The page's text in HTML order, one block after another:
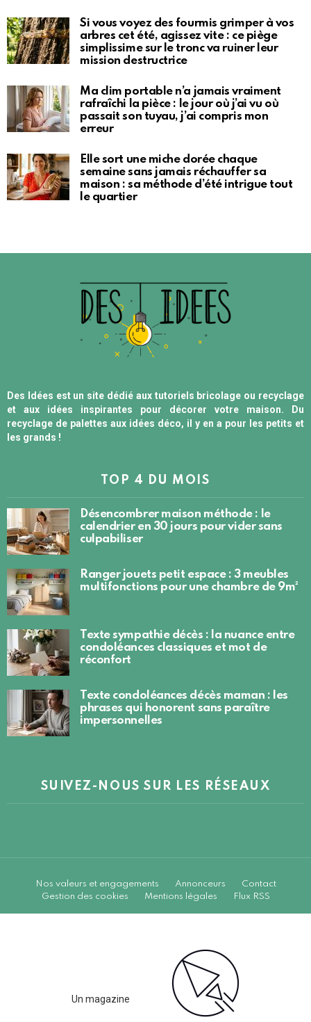
Si vous voyez des fourmis grimper à vos
arbres cet été, agissez vite : ce piège
simplissime sur le tronc va ruiner leur
mission destructrice
Ma clim portable n’a jamais vraiment
rafraîchi la pièce : le jour où j’ai vu où
passait son tuyau, j’ai compris mon
erreur
Elle sort une miche dorée chaque
semaine sans jamais réchauffer sa
maison : sa méthode d’été intrigue tout
le quartier
Des Idées est un site dédié aux tutoriels bricolage ou recyclage
et aux idées inspirantes pour décorer votre maison. Du
recyclage de palettes aux idées déco, il y en a pour les petits et
les grands !
TOP 4 DU MOIS
Désencombrer maison méthode : le
calendrier en 30 jours pour vider sans
culpabiliser
Ranger jouets petit espace : 3 meubles
multifonctions pour une chambre de 9m²
Texte sympathie décès : la nuance entre
condoléances classiques et mot de
réconfort
Texte condoléances décès maman : les
phrases qui honorent sans paraître
impersonnelles
SUIVEZ-NOUS SUR LES RÉSEAUX
Nos valeurs et engagements Annonceurs
Contact
Gestion des cookies
Mentions légales Flux RSS
Un magazine